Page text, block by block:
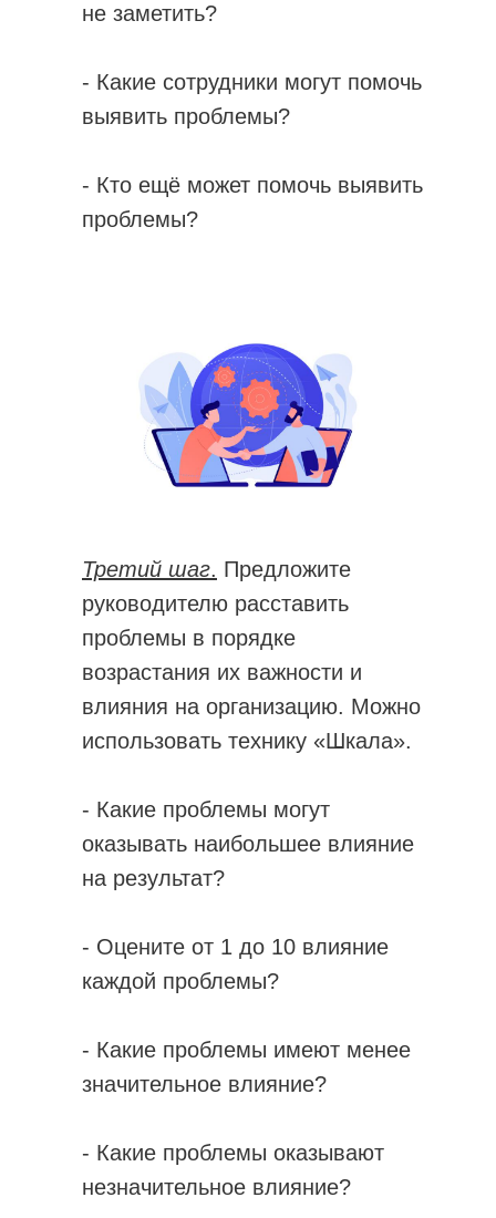
не заметить?
- Какие сотрудники могут помочь
выявить проблемы?
- Кто ещё может помочь выявить
проблемы?
Третий шаг. Предложите
руководителю расставить
проблемы в порядке
возрастания их важности и
влияния на организацию. Можно
использовать технику «Шкала».
- Какие проблемы могут
оказывать наибольшее влияние
на результат?
- Оцените от 1 до 10 влияние
каждой проблемы?
- Какие проблемы имеют менее
значительное влияние?
- Какие проблемы оказывают
незначительное влияние?